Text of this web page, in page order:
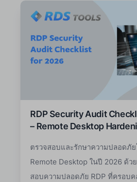
RDP Security Audit
– Remote Desktop
ตรวจสอบและรักษาความปลอดภั
Remote Desktop ในปี 2026 ด้ว
สอบความปลอดภัย RDP ที่ครอบค